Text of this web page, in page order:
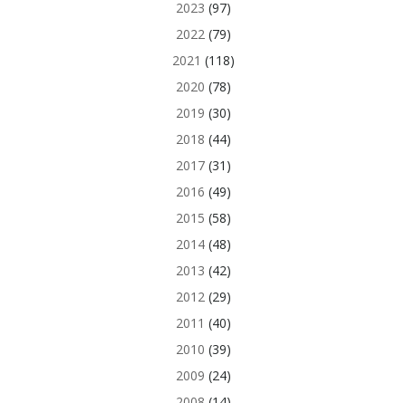
2023 (97)
2022(79)
2021 (118)
2020 (78)
2019 (30)
2018 (44)
2017(31)
2016 (49)
2015 (58)
2014(48)
2013 (42)
2012(29)
2011 (40)
2010 (39)
2009 (24)